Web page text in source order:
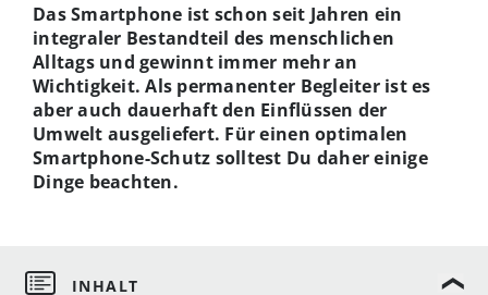
Das Smartphone ist schon seit Jahren ein
integraler Bestandteil des menschlichen
Alltags und gewinnt immer mehr an
Wichtigkeit. Als permanenter Begleiter ist es
aber auch dauerhaft den Einflüssen der
Umwelt ausgeliefert. Für einen optimalen
Smartphone-Schutz solltest Du daher einige
Dinge beachten.